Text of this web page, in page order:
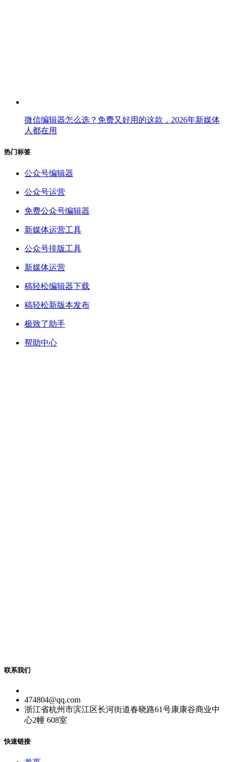
微信编辑器怎么选？免费又好用的这款，2026年新媒体
人都在用
热门标签
公众号编辑器
公众号运营
免费公众号编辑器
新媒体运营工具
公众号排版工具
新媒体运营
稿轻松编辑器下载
稿轻松新版本发布
极致了助手
帮助中心
联系我们
474804@qq.com
浙江省杭州市滨江区长河街道春晓路61号康康谷商业中
心2幢 608室
快速链接